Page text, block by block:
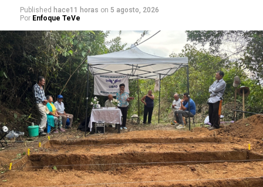
Published hace11 horas on 5 agosto, 2026
Por Enfoque TeVe